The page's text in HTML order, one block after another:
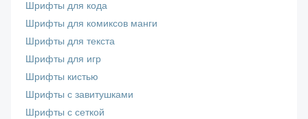
Шрифты для кода
Шрифты для комиксов манги
Шрифты для текста
Шрифты для игр
Шрифты кистью
Шрифты с завитушками
Шрифты с сеткой